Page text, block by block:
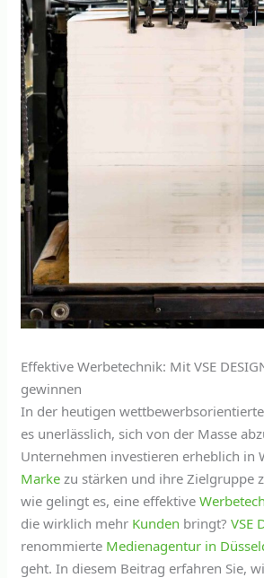
Effektive Werbetechnik: Mit VSE
gewinnen
In der heutigen
es unerlässlich, sich von der Masse
Unternehmen investieren erheblich in
Marke zu stärken und ihre Zielgruppe
wie gelingt es, eine effektive
die wirklich mehr Kunden bringt?VSE
renommierte Medienagentur in
geht. In diesem Beitrag erfahren Sie,